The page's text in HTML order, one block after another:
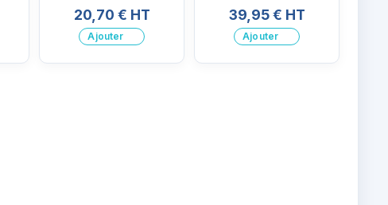
ZC350 - 2000
Impressions
20,70 € HT
Ajouter
39,95 € HT
Ajouter